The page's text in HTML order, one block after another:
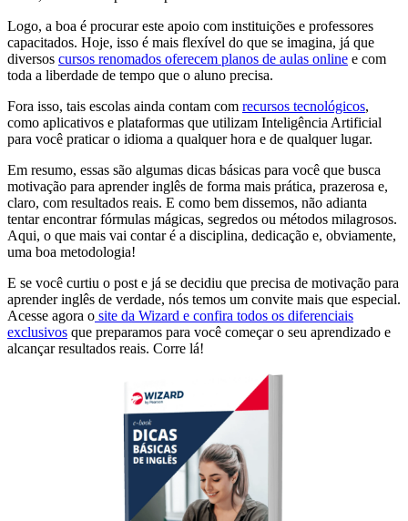
Logo, a boa é procurar este apoio com instituições e professores
capacitados. Hoje, isso é mais flexível do que se imagina, já que
diversos cursos renomados oferecem planos de aulas online e com
toda a liberdade de tempo que o aluno precisa.
Fora isso, tais escolas ainda contam com recursos tecnológicos,
como aplicativos e plataformas que utilizam Inteligência Artificial
para você praticar o idioma a qualquer hora e de qualquer lugar.
Em resumo, essas são algumas dicas básicas para você que busca
motivação para aprender inglês de forma mais prática, prazerosa e,
claro, com resultados reais. E como bem dissemos, não adianta
tentar encontrar fórmulas mágicas, segredos ou métodos milagrosos.
Aqui, o que mais vai contar é a disciplina, dedicação e, obviamente,
uma boa metodologia!
E se você curtiu o post e já se decidiu que precisa de motivação para
aprender inglês de verdade, nós temos um convite mais que especial.
Acesse agora o site da Wizard e confira todos os diferenciais
exclusivos que preparamos para você começar o seu aprendizado e
alcançar resultados reais. Corre lá!